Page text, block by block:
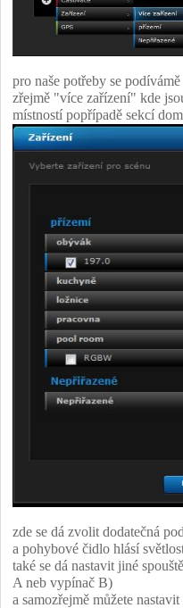
pro naše potřeby se
zřejmě "více zařízení" kde
místností popřípadě sekcí
zde se dá zvolit dodatečná
a pohybové čidlo hlásí
také se dá nastavit jiné
A neb vypínač B)
a samozřejmě můžete